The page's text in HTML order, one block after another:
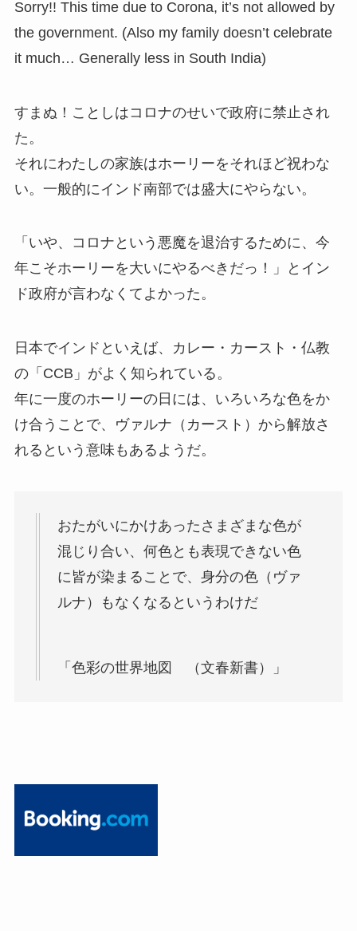
Sorry!! This time due to Corona, it’s not allowed by
the government. (Also my family doesn’t celebrate
it much… Generally less in South India)
すまぬ！ことしはコロナのせいで政府に禁止され
た。
それにわたしの家族はホーリーをそれほど祝わな
い。一般的にインド南部では盛大にやらない。
「いや、コロナという悪魔を退治するために、今
年こそホーリーを大いにやるべきだっ！」とイン
ド政府が言わなくてよかった。
日本でインドといえば、カレー・カースト・仏教
の「CCB」がよく知られている。
年に一度のホーリーの日には、いろいろな色をか
け合うことで、ヴァルナ（カースト）から解放さ
れるという意味もあるようだ。
おたがいにかけあったさまざまな色が
混じり合い、何色とも表現できない色
に皆が染まることで、身分の色（ヴァ
ルナ）もなくなるというわけだ
「色彩の世界地図 （文春新書）」